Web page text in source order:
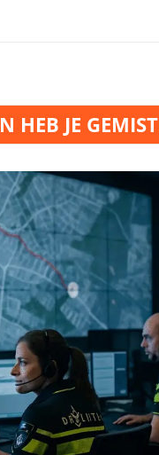
HEB JE GEMIST